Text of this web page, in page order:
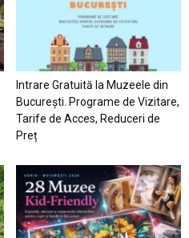
Intrare Gratuită la Muzeele din
București. Programe de Vizitare,
Tarife de Acces, Reduceri de
Preț